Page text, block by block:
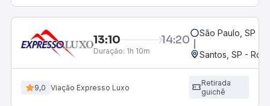
13:10 14:20
Duração: 1h 10m
São Paulo, SP -
Santos, SP -
9,0 Viação Expresso Luxo
Retirada
guichê